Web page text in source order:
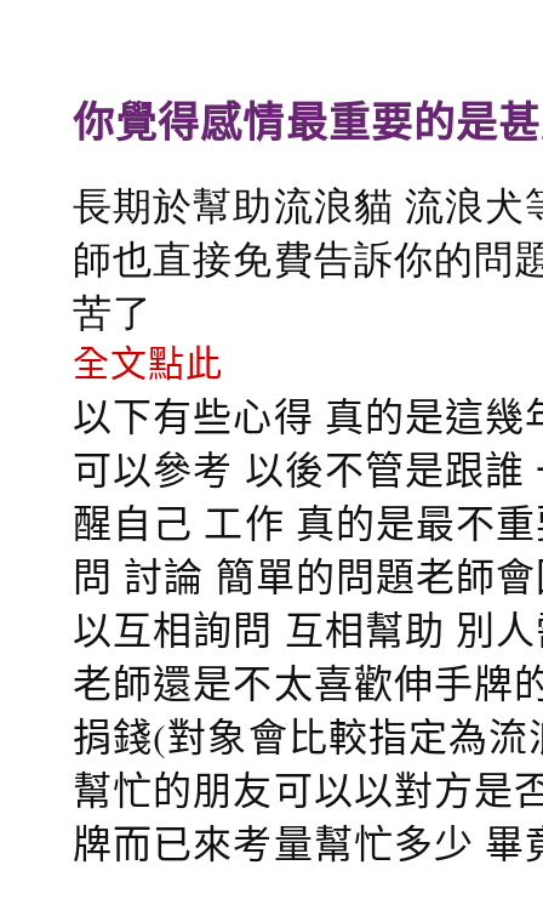
你覺得感情最重要的是
長期於幫助流浪貓 流浪
師也直接免費告訴你的問
苦了
全文點此
以下有些心得 真的是這
可以參考 以後不管是跟
醒自己 工作 真的是最不
問 討論 簡單的問題老師
以互相詢問 互相幫助 別
老師還是不太喜歡伸手牌
捐錢(對象會比較指定為
幫忙的朋友可以以對方是
牌而已來考量幫忙多少